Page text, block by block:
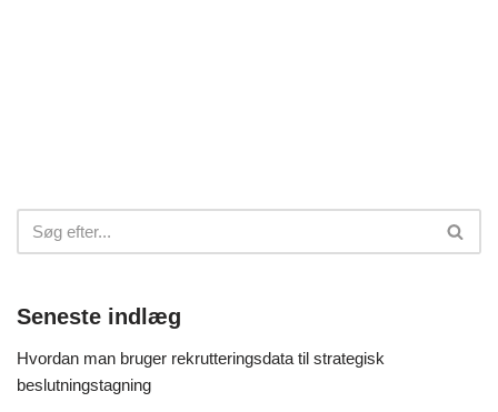
Seneste indlæg
Hvordan man bruger rekrutteringsdata til strategisk
beslutningstagning